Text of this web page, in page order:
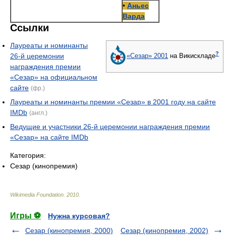
• Аньес
Варда
Ссылки
«Сезар» 2001 на Викискладе?
Лауреаты и номинанты
26-й церемонии
награждения премии
«Сезар» на официальном
сайте (фр.)
Лауреаты и номинанты премии «Сезар» в 2001 году на сайте
IMDb (англ.)
Ведущие и участники 26-й церемонии награждения премии
«Сезар» на сайте IMDb
Категория:
Сезар (кинопремия)
Wikimedia Foundation 2010
Игры ⚽
Нужна курсовая?
Сезар (кинопремия, 2000)
Сезар (кинопремия, 2002)